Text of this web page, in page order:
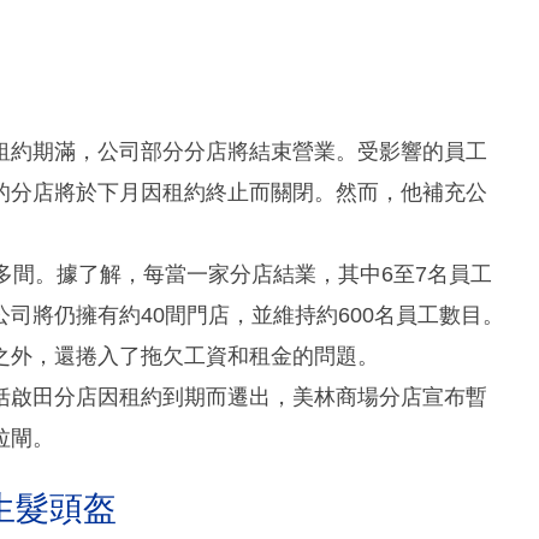
期滿，公司部分分店將結束營業。受影響的員工
店將於下月因租約終止而關閉。然而，他補充公
。據了解，每當一家分店結業，其中6至7名員工
將仍擁有約40間門店，並維持約600名員工數目。
，還捲入了拖欠工資和租金的問題。
田分店因租約到期而遷出，美林商場分店宣布暫
。
髮頭盔